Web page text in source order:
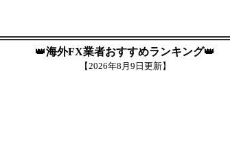
👑海外FX業者おすすめランキング👑
【2026年8月9日更新】